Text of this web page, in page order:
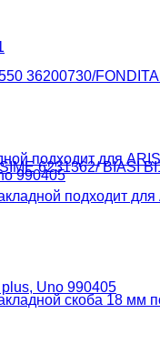
подходит для
990405